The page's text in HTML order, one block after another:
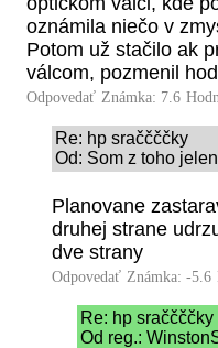
oznámila niečo v
Potom už stačilo ak
válcom, pozmenil
Odpovedať Známka: 7.6
Re: hp sraččččky
Od: Som z toho
Planovane
druhej strane
dve strany
Odpovedať Známka: -5.6
Re: hp sraččččky
Od reg.: